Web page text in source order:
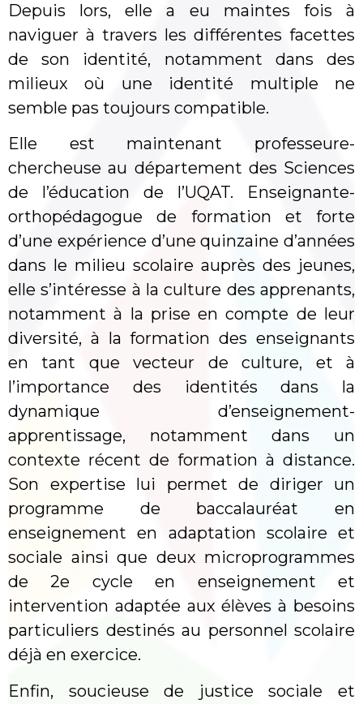
Depuis lors, elle a eu maintes fois à
naviguer à travers les différentes facettes
de son identité, notamment dans des
milieux où une identité multiple ne
semble pas toujours compatible.
Elle est maintenant professeure-
chercheuse au département des Sciences
de l’éducation de l’UQAT. Enseignante-
orthopédagogue de formation et forte
d’une expérience d’une quinzaine d’années
dans le milieu scolaire auprès des jeunes,
elle s’intéresse à la culture des apprenants,
notamment à la prise en compte de leur
diversité, à la formation des enseignants
en tant que vecteur de culture, et à
l’importance des identités dans la
dynamique d’enseignement-
apprentissage, notamment dans un
contexte récent de formation à distance.
Son expertise lui permet de diriger un
programme de baccalauréat en
enseignement en adaptation scolaire et
sociale ainsi que deux microprogrammes
de 2e cycle en enseignement et
intervention adaptée aux élèves à besoins
particuliers destinés au personnel scolaire
déjà en exercice.
Enfin, soucieuse de justice sociale et